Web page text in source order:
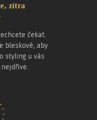
zítra
čekat.
bleskově, aby
styling u vás